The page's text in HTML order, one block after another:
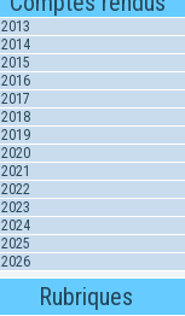
2013
2014
2015
2016
2017
2018
2019
2020
2021
2022
2023
2024
2025
2026
Rubriques